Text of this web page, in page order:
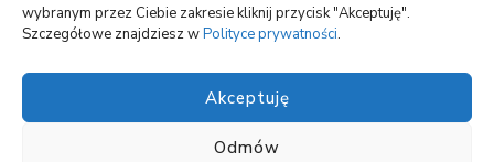
wybranym przez Ciebie zakresie kliknij przycisk "Akceptuję".
Szczegółowe znajdziesz wPolityce prywatności.
Akceptuję
Odmów
23/06/2026